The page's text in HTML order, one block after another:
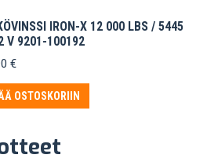
IRON-X 12 000 LBS / 5445
V 9201-100192
€
OSTOSKORIIN